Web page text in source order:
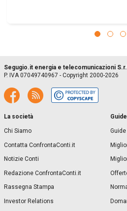
La società
Chi Siamo
Contatta ConfrontaConti.it
Notizie Conti
Redazione ConfrontaConti.it
Rassegna Stampa
Investor Relations
Segugio.it energia e telecomunicazioni
P. IVA 07049740967 - Copyright 2000-2026